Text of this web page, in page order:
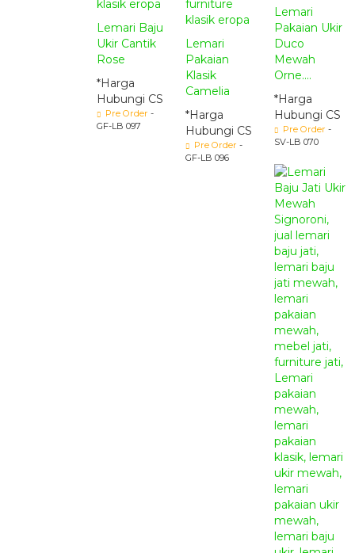
Lemari Baju
Ukir Cantik
Rose
*Harga
Hubungi CS
Pre Order -
GF-LB 097
Lemari
Pakaian
Klasik
Camelia
*Harga
Hubungi CS
Pre Order -
GF-LB 096
Lemari
Pakaian Ukir
Duco
Mewah
Orne....
*Harga
Hubungi CS
Pre Order -
SV-LB 070